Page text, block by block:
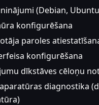
(Debian,
konfigurēšana
paroles
konfigurēšana
dīkstāves cēloņu
diagnostika